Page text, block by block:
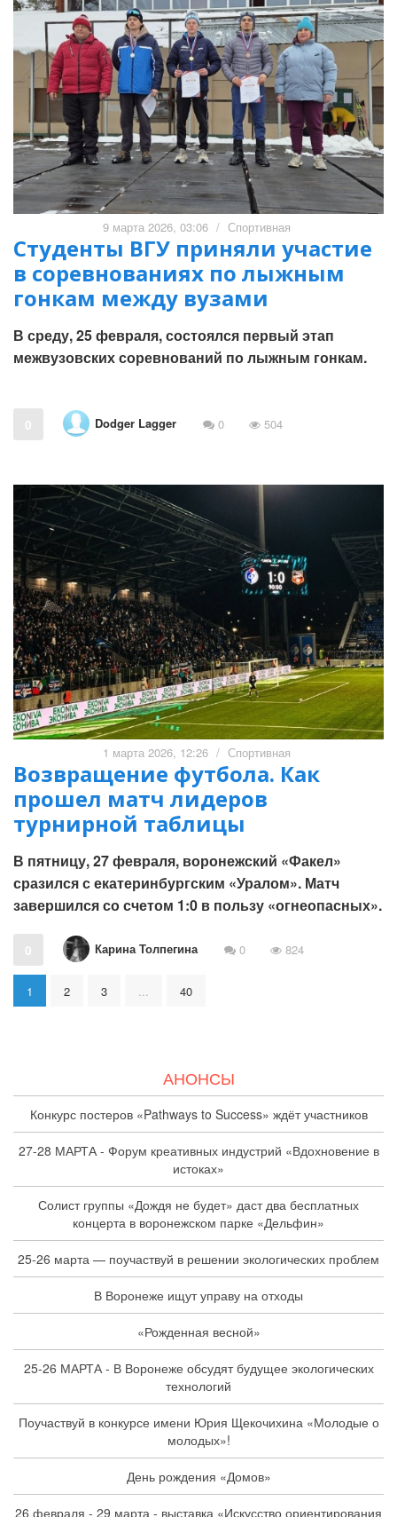
АНОНСЫ
Конкурс постеров «Pathways to Success» ждёт участников
27-28 МАРТА - Форум креативных индустрий «Вдохновение в
истоках»
Солист группы «Дождя не будет» даст два бесплатных
концерта в воронежском парке «Дельфин»
25-26 марта — поучаствуй в решении экологических проблем
В Воронеже ищут управу на отходы
«Рожденная весной»
25-26 МАРТА - В Воронеже обсудят будущее экологических
технологий
Поучаствуй в конкурсе имени Юрия Щекочихина «Молодые о
молодых»!
День рождения «Домов»
26 февраля - 29 марта - выставка «Искусство ориентирования
9 марта 2026, 03:06 / Спортивная
Студенты ВГУ приняли участие
в соревнованиях по лыжным
гонкам между вузами
В среду, 25 февраля, состоялся первый этап
межвузовских соревнований по лыжным гонкам.
0 Dodger Lagger 0 504
1 марта 2026, 12:26 / Спортивная
Возвращение футбола. Как
прошел матч лидеров
турнирной таблицы
В пятницу, 27 февраля, воронежский «Факел»
сразился с екатеринбургским «Уралом». Матч
завершился со счетом 1:0 в пользу «огнеопасных».
0 Карина Толпегина 0 824
1 2 3 ... 40